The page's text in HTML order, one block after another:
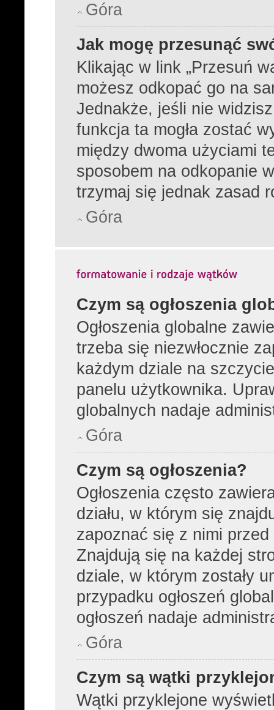
Góra
Jak mogę przesunąć
Klikając w link „Przesuń
możesz odkopać go na
Jednakże, jeśli nie
funkcja ta mogła zostać
między dwoma użyciami
sposobem na odkopanie
trzymaj się jednak zasad
Góra
Czym są ogłoszenia
Ogłoszenia globalne
trzeba się niezwłocznie
każdym dziale na
panelu użytkownika.
globalnych nadaje
Góra
Czym są ogłoszenia?
Ogłoszenia często
działu, w którym się
zapoznać się z nimi
Znajdują się na każdej
dziale, w którym zostały
przypadku ogłoszeń
ogłoszeń nadaje
Góra
Czym są wątki
Wątki przyklejone